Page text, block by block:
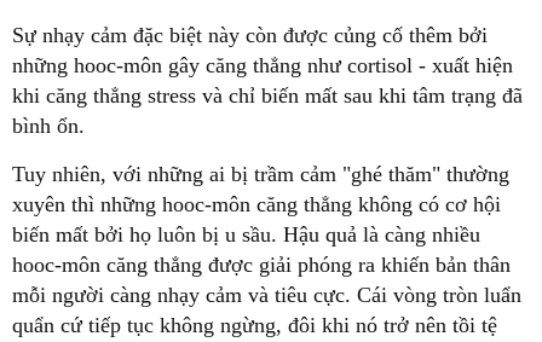
Sự nhạy cảm đặc biệt này còn được củng cố thêm bởi
những hooc-môn gây căng thẳng như cortisol - xuất hiện
khi căng thẳng stress và chỉ biến mất sau khi tâm trạng đã
bình ổn.
Tuy nhiên, với những ai bị trầm cảm "ghé thăm" thường
xuyên thì những hooc-môn căng thẳng không có cơ hội
biến mất bởi họ luôn bị u sầu. Hậu quả là càng nhiều
hooc-môn căng thẳng được giải phóng ra khiến bản thân
mỗi người càng nhạy cảm và tiêu cực. Cái vòng tròn luẩn
quẩn cứ tiếp tục không ngừng, đôi khi nó trở nên tồi tệ